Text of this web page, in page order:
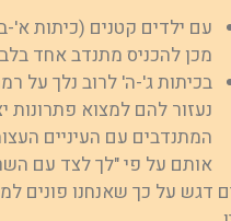
עם ילדים קטנים (כיתות
מכן להכניס מתנדב אחד
בכיתות ג'-ה' לרוב נלך על
נעזור להם למצוא פתרונות
המתנדבים עם העיניים
אותם על פי "לך לצד עם
דגש על כך שאנחנו פונים